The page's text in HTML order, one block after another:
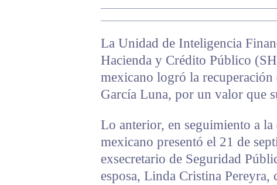
La Unidad de Inteligencia
Hacienda y Crédito Público
mexicano logró la recuperación
García Luna, por un valor que
Lo anterior, en seguimiento a
mexicano presentó el 21 de
exsecretario de Seguridad
esposa, Linda Cristina